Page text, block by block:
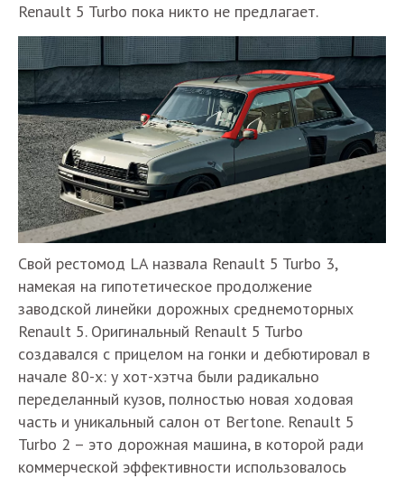
Renault 5 Turbo пока никто не предлагает.
Свой рестомод LA назвала Renault 5 Turbo 3,
намекая на гипотетическое продолжение
заводской линейки дорожных среднемоторных
Renault 5. Оригинальный Renault 5 Turbo
создавался с прицелом на гонки и дебютировал в
начале 80-х: у хот-хэтча были радикально
переделанный кузов, полностью новая ходовая
часть и уникальный салон от Bertone. Renault 5
Turbo 2 – это дорожная машина, в которой ради
коммерческой эффективности использовалось